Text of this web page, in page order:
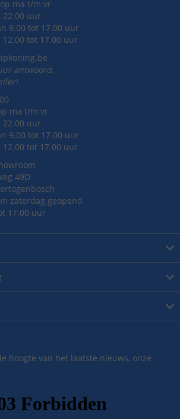
ma t/m vr
22.00 uur
9.00 tot 17.00 uur
12.00 tot 17.00 uur
antwoord,
ma t/m vr
22.00 uur
9.00 tot 17.00 uur
12.00 tot 17.00 uur
49D
zaterdag geopend
17.00 uur
hoogte van het laatste nieuws, onze